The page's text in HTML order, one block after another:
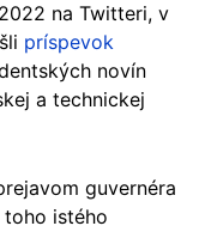
na Twitteri, v
príspevok
novín
a technickej
guvernéra
toho istého